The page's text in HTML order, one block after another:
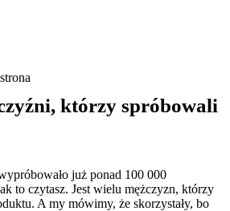
którzy spróbowali
już ponad 100 000
to czytasz. Jest wielu mężczyzn, którzy
A my mówimy, że skorzystały, bo